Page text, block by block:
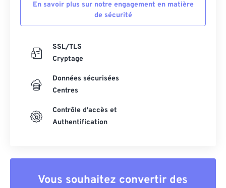
En savoir plus sur notre engagement en matière
de sécurité
SSL/TLS
Cryptage
Données sécurisées
Centres
Contrôle d'accès et
Authentification
Vous souhaitez convertir des